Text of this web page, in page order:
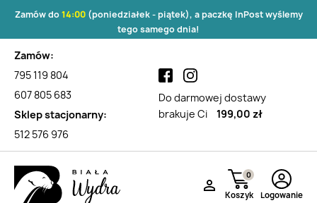
Zamów do14:00(poniedziałek - piątek), a paczkę InPost wyślemy
tego samego dnia!
Zamów:
795 119 804
607 805 683
Sklep stacjonarny:
512 576 976
Do darmowej dostawy
brakuje Ci
199,00 zł

Koszyk
0
Logowanie